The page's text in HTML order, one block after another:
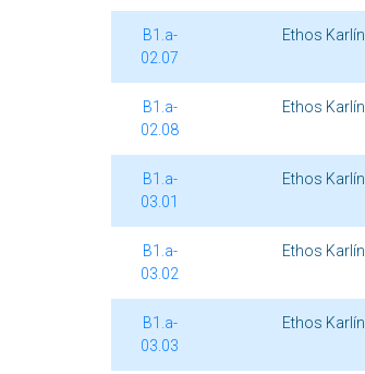
B1.a-
02.07
Ethos Karlín
B1.a-
02.08
Ethos Karlín
B1.a-
03.01
Ethos Karlín
B1.a-
03.02
Ethos Karlín
B1.a-
03.03
Ethos Karlín